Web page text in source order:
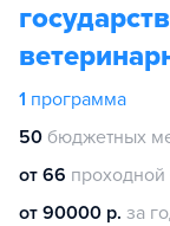
1 программа
50 бюджетных
от 66 проходной
от 90000 р. за